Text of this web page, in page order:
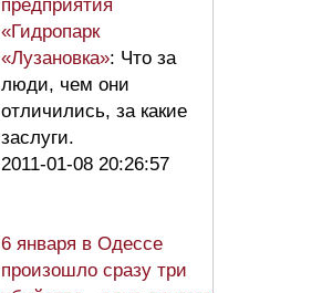
предприятия
«Гидропарк
«Лузановка»: Что за
люди, чем они
отличились, за какие
заслуги.
2011-01-08 20:26:57
6 января в Одессе
произошло сразу три